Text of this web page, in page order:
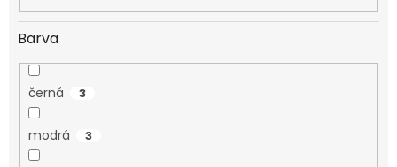
Barva
černá 3
modrá 3